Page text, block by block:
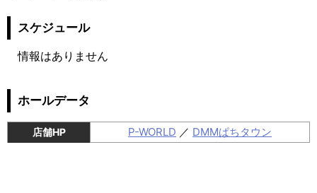
スケジュール
情報はありません
ホールデータ
店舗HP P-WORLD ／ DMMぱちタウン